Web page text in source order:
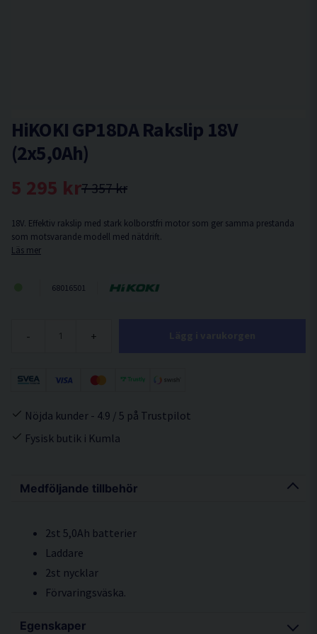
Medföljande tillbehör
2st 5,0Ah batterier
Laddare
2st nycklar
Förvaringsväska.
Egenskaper
HiKOKI GP18DA Rakslip 18V
(2x5,0Ah)
7 357 kr
5 295 kr
18V. Effektiv rakslip med stark kolborstfri motor som ger samma prestanda
som motsvarande modell med nätdrift.
Läs mer
68016501
- +
Nöjda kunder - 4.9 / 5 på Trustpilot
Fysisk butik i Kumla